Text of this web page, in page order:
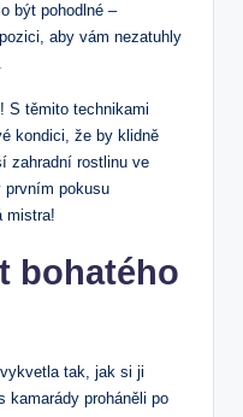
být pohodlné –
aby vám nezatuhly
S těmito technikami
kondici, že by klidně
zahradní rostlinu ve
prvním pokusu
mistra!
bohatého
tak, jak si ji
proháněli po